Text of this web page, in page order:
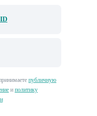
публичную
и политику